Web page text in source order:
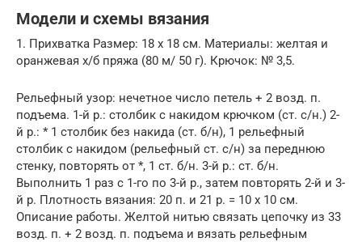
Модели и схемы вязания
1. Прихватка Размер: 18 х 18 см. Материалы: желтая и
оранжевая х/б пряжа (80 м/ 50 г). Крючок: № 3,5.
Рельефный узор: нечетное число петель + 2 возд. п.
подъема. 1-й р.: столбик с накидом крючком (ст. с/н.) 2-
й р.: * 1 столбик без накида (ст. б/н), 1 рельефный
столбик с накидом (рельефный ст. с/н) за переднюю
стенку, повторять от *, 1 ст. б/н. 3-й р.: ст. б/н.
Выполнить 1 раз с 1-го по 3-й р., затем повторять 2-й и 3-
й р. Плотность вязания: 20 п. и 21 р. = 10 х 10 см.
Описание работы. Желтой нитью связать цепочку из 33
возд. п. + 2 возд. п. подъема и вязать рельефным